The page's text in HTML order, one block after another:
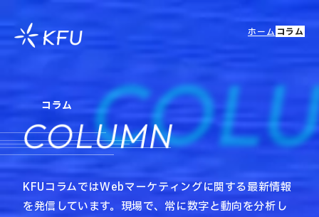
ホーム コラム
コラム
COLUMN
KFUコラムではWebマーケティングに関する最新情報
を発信しています。現場で、常に数字と動向を分析し